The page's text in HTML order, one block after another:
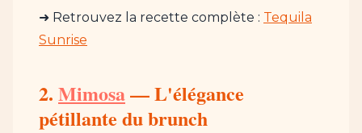
➜ Retrouvez la recette complète : Tequila
Sunrise
2. Mimosa— L'élégance
pétillante du brunch